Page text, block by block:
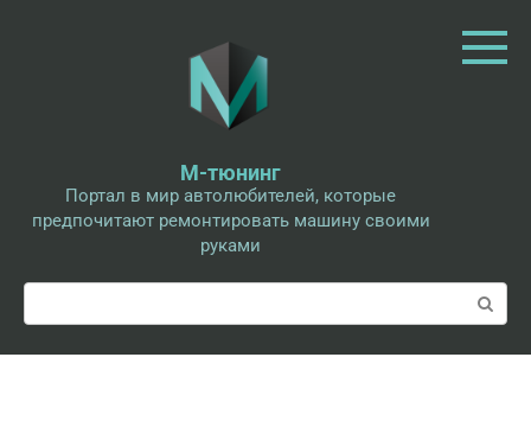
М-тюнинг
Портал в мир автолюбителей, которые
предпочитают ремонтировать машину своими
руками
Поиск: